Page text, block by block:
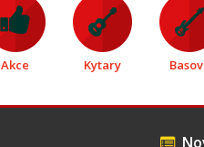
Akce Kytary